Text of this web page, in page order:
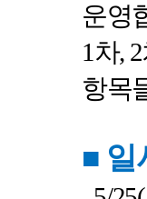
운영
1 차, 2
항목
■ 일